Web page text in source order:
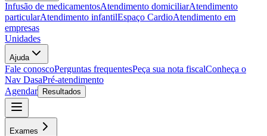
Infusão de medicamentosAtendimento domiciliarAtendimento
particularAtendimento infantilEspaço CardioAtendimento em
empresas
Unidades
Ajuda
Fale conoscoPerguntas frequentesPeça sua nota fiscalConheça o
Nav DasaPré-atendimento
Agendar
Resultados
Exames